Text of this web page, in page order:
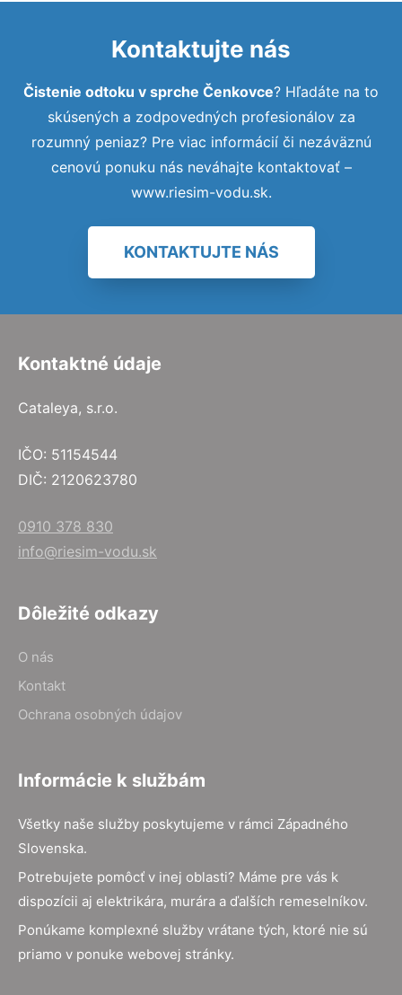
Kontaktujte nás
Čistenie odtoku v sprche Čenkovce? Hľadáte na to
skúsených a zodpovedných profesionálov za
rozumný peniaz? Pre viac informácií či nezáväznú
cenovú ponuku nás neváhajte kontaktovať –
www.riesim-vodu.sk.
KONTAKTUJTE NÁS
Kontaktné údaje
Cataleya, s.r.o.
IČO: 51154544
DIČ: 2120623780
0910 378 830
info@riesim-vodu.sk
Dôležité odkazy
O nás
Kontakt
Ochrana osobných údajov
Informácie k službám
Všetky naše služby poskytujeme v rámci Západného
Slovenska.
Potrebujete pomôcť v inej oblasti? Máme pre vás k
dispozícii aj elektrikára, murára a ďalších remeselníkov.
Ponúkame komplexné služby vrátane tých, ktoré nie sú
priamo v ponuke webovej stránky.